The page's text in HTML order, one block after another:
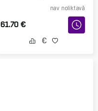
nav noliktavā
61.70 €